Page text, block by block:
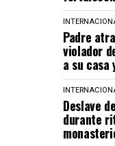
Padre
violador
a su casa
Deslave
durante